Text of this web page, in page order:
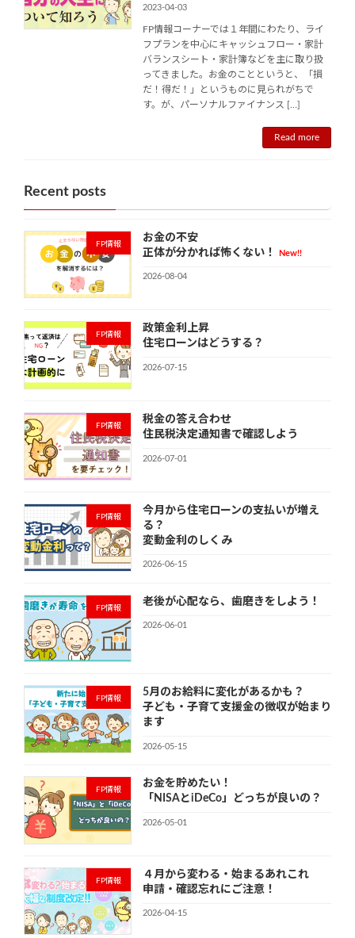
2023-04-03
FP情報コーナーでは１年間にわたり、ライ
フプランを中心にキャッシュフロー・家計
バランスシート・家計簿などを主に取り扱
ってきました。お金のことというと、「損
だ！得だ！」というものに見られがちで
す。が、パーソナルファイナンス […]
Read more
Recent posts
FP情報
お金の不安
正体が分かれば怖くない！
New!!
2026-08-04
FP情報
政策金利上昇
住宅ローンはどうする？
2026-07-15
FP情報
税金の答え合わせ
住民税決定通知書で確認しよう
2026-07-01
FP情報
今月から住宅ローンの支払いが増え
る？
変動金利のしくみ
2026-06-15
FP情報
老後が心配なら、歯磨きをしよう！
2026-06-01
FP情報
5月のお給料に変化があるかも？
子ども・子育て支援金の徴収が始まり
ます
2026-05-15
FP情報
お金を貯めたい！
「NISAとiDeCo」どっちが良いの？
2026-05-01
FP情報
４月から変わる・始まるあれこれ
申請・確認忘れにご注意！
2026-04-15